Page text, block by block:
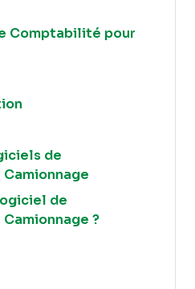
Comptabilité pour
de
de
?